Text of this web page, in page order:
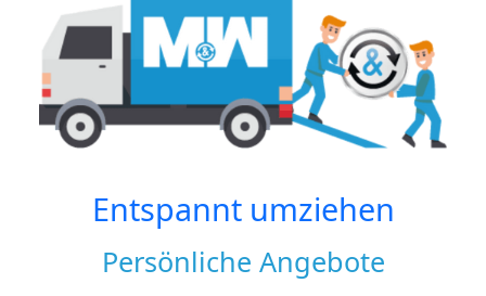
Entspannt umziehen
Persönliche Angebote